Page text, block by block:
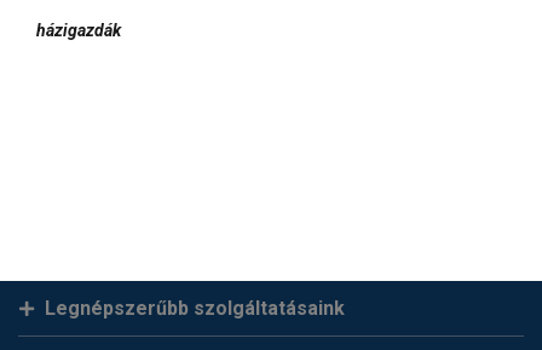
házigazdák
Legnépszerűbb szolgáltatásaink